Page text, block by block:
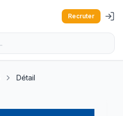
Recruter
Détail